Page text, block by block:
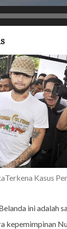
Kasus
ini adalah
kepemimpinan